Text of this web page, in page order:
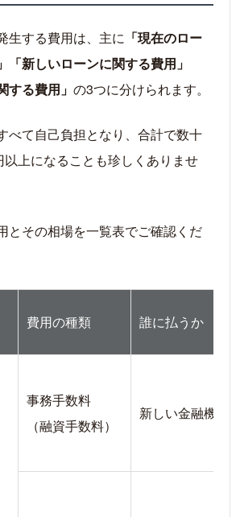
生する費用は、主に 「現在のロー
「新しいローンに関する費用」
する費用」 の3つに分けられます。
べて自己負担となり、合計で数十
上になることも珍しくありませ
とその相場を一覧表でご確認くだ
費用の種類 誰に払うか
事務手数料
（融資手数料）
新しい金融機関